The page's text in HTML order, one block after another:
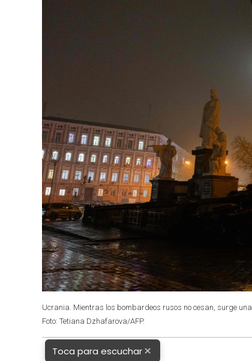
Ucrania. Mientras los bombardeos rusos no cesan, surge
Foto: Tetiana Dzhafarova/AFP.
Toca para escuchar×